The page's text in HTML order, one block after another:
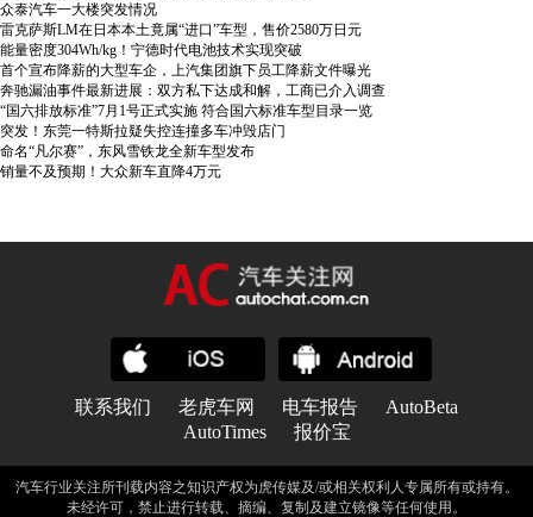
众泰汽车一大楼突发情况
雷克萨斯LM在日本本土竟属“进口”车型，售价2580万日元
能量密度304Wh/kg！宁德时代电池技术实现突破
首个宣布降薪的大型车企，上汽集团旗下员工降薪文件曝光
奔驰漏油事件最新进展：双方私下达成和解，工商已介入调查
“国六排放标准”7月1号正式实施 符合国六标准车型目录一览
突发！东莞一特斯拉疑失控连撞多车冲毁店门
命名“凡尔赛”，东风雪铁龙全新车型发布
销量不及预期！大众新车直降4万元
联系我们 老虎车网 电车报告
AutoBeta
AutoTimes
报价宝
汽车行业关注所刊载内容之知识产权为虎传媒及/或相关权利人专属所有或持有。
未经许可，禁止进行转载、摘编、复制及建立镜像等任何使用。